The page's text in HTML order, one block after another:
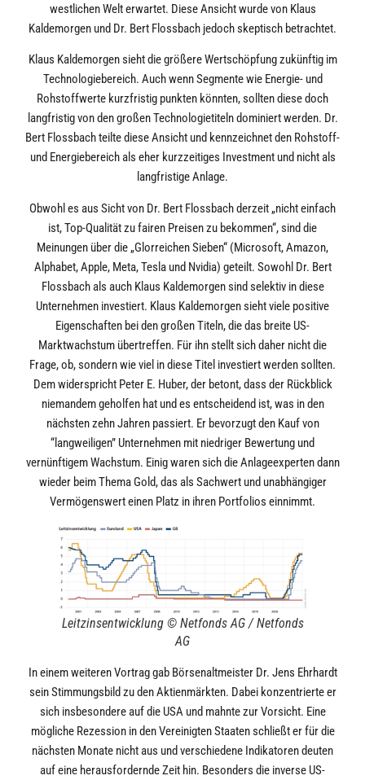
westlichen Welt erwartet. Diese Ansicht wurde von Klaus
Kaldemorgen und Dr. Bert Flossbach jedoch skeptisch betrachtet.
Klaus Kaldemorgen sieht die größere Wertschöpfung zukünftig im
Technologiebereich. Auch wenn Segmente wie Energie- und
Rohstoffwerte kurzfristig punkten könnten, sollten diese doch
langfristig von den großen Technologietiteln dominiert werden. Dr.
Bert Flossbach teilte diese Ansicht und kennzeichnet den Rohstoff-
und Energiebereich als eher kurzzeitiges Investment und nicht als
langfristige Anlage.
Obwohl es aus Sicht von Dr. Bert Flossbach derzeit „nicht einfach
ist, Top-Qualität zu fairen Preisen zu bekommen“, sind die
Meinungen über die „Glorreichen Sieben“ (Microsoft, Amazon,
Alphabet, Apple, Meta, Tesla und Nvidia) geteilt. Sowohl Dr. Bert
Flossbach als auch Klaus Kaldemorgen sind selektiv in diese
Unternehmen investiert. Klaus Kaldemorgen sieht viele positive
Eigenschaften bei den großen Titeln, die das breite US-
Marktwachstum übertreffen. Für ihn stellt sich daher nicht die
Frage, ob, sondern wie viel in diese Titel investiert werden sollten.
Dem widerspricht Peter E. Huber, der betont, dass der Rückblick
niemandem geholfen hat und es entscheidend ist, was in den
nächsten zehn Jahren passiert. Er bevorzugt den Kauf von
“langweiligen” Unternehmen mit niedriger Bewertung und
vernünftigem Wachstum. Einig waren sich die Anlageexperten dann
wieder beim Thema Gold, das als Sachwert und unabhängiger
Vermögenswert einen Platz in ihren Portfolios einnimmt.
Leitzinsentwicklung © Netfonds AG / Netfonds
AG
In einem weiteren Vortrag gab Börsenaltmeister Dr. Jens Ehrhardt
sein Stimmungsbild zu den Aktienmärkten. Dabei konzentrierte er
sich insbesondere auf die USA und mahnte zur Vorsicht. Eine
mögliche Rezession in den Vereinigten Staaten schließt er für die
nächsten Monate nicht aus und verschiedene Indikatoren deuten
auf eine herausfordernde Zeit hin. Besonders die inverse US-